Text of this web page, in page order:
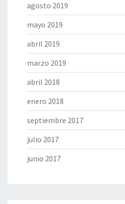
agosto 2019
mayo 2019
abril 2019
marzo 2019
abril 2018
enero 2018
septiembre 2017
julio 2017
junio 2017